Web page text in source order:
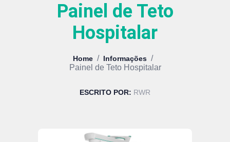
Painel de Teto
Hospitalar
Home / Informações /
Painel de Teto Hospitalar
ESCRITO POR: RWR